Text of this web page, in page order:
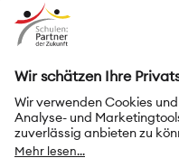
FAQ–Häufige Fragen
Nutzungsbedingungen
Privatsphäre-